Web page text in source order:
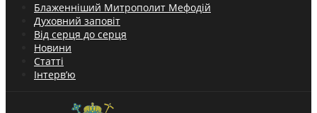
Блаженніший Митрополит Мефодій
Духовний заповіт
Від серця до серця
Новини
Статті
Інтерв’ю